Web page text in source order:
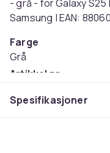
- grå - for Galaxy S25
Samsung | EAN:
Farge
Grå
Artikkel nr.
Spesifikasjoner